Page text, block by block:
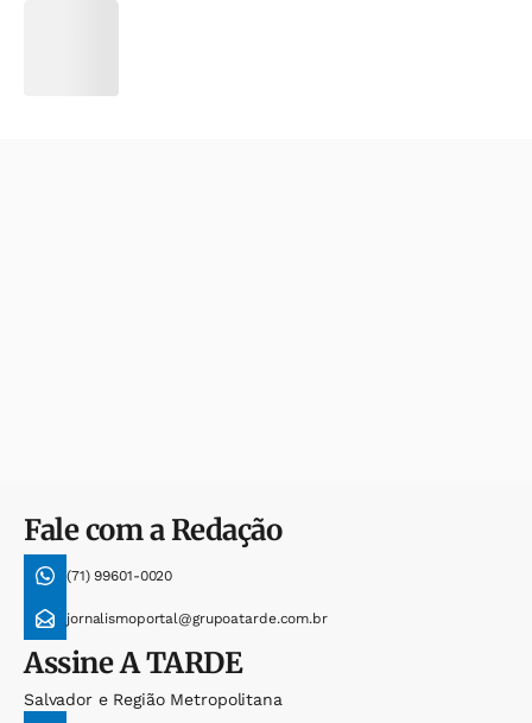
Fale com a Redação
(71) 99601-0020
jornalismoportal@grupoatarde.com.br
AssineA TARDE
Salvador e Região Metropolitana